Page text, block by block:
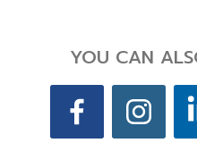
YOU CAN